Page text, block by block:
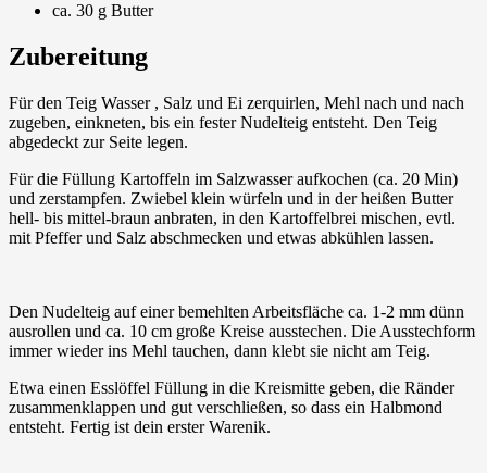
ca. 30 g Butter
Zubereitung
Für den Teig Wasser , Salz und Ei zerquirlen, Mehl nach und nach
zugeben, einkneten, bis ein fester Nudelteig entsteht. Den Teig
abgedeckt zur Seite legen.
Für die Füllung Kartoffeln im Salzwasser aufkochen (ca. 20 Min)
und zerstampfen. Zwiebel klein würfeln und in der heißen Butter
hell- bis mittel-braun anbraten, in den Kartoffelbrei mischen, evtl.
mit Pfeffer und Salz abschmecken und etwas abkühlen lassen.
Den Nudelteig auf einer bemehlten Arbeitsfläche ca. 1-2 mm dünn
ausrollen und ca. 10 cm große Kreise ausstechen. Die Ausstechform
immer wieder ins Mehl tauchen, dann klebt sie nicht am Teig.
Etwa einen Esslöffel Füllung in die Kreismitte geben, die Ränder
zusammenklappen und gut verschließen, so dass ein Halbmond
entsteht. Fertig ist dein erster Warenik.